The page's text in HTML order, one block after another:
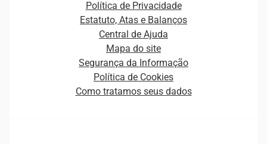
Plataformas e Motores de decisão
Curso Gratuito de Saúde Financeira
Empreendedorismo
Estudos e Pesquisas
Distribuidores e representantes
Estrutura Organizacional
Sala de Imprensa
Política de Privacidade
Estatuto, Atas e Balanços
Central de Ajuda
Mapa do site
Segurança da Informação
Política de Cookies
Como tratamos seus dados